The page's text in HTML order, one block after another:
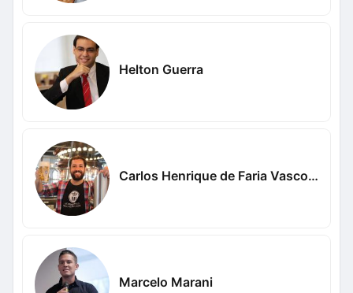
Helton Guerra
Carlos Henrique de Faria Vasconcelos
Marcelo Marani